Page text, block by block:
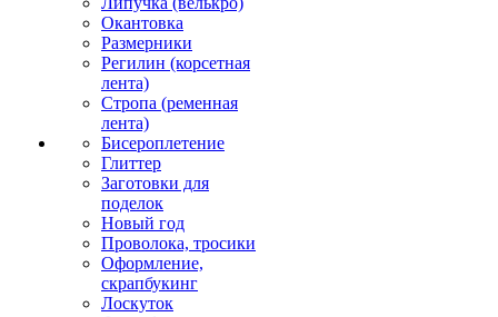
Окантовка
Размерники
Регилин (корсетная
лента)
Стропа (ременная
лента)
Бисероплетение
Глиттер
Заготовки для
поделок
Новый год
Проволока, тросики
Оформление,
скрапбукинг
Лоскуток